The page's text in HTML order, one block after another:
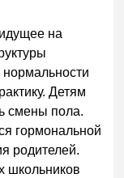
на
Детям
смены пола.
гормональной
родителей.
школьников